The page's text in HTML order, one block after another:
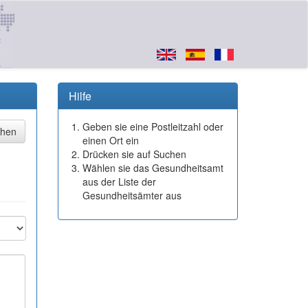
Hilfe
Geben sie eine Postleitzahl oder
einen Ort ein
Drücken sie auf Suchen
Wählen sie das Gesundheitsamt
aus der Liste der
Gesundheitsämter aus